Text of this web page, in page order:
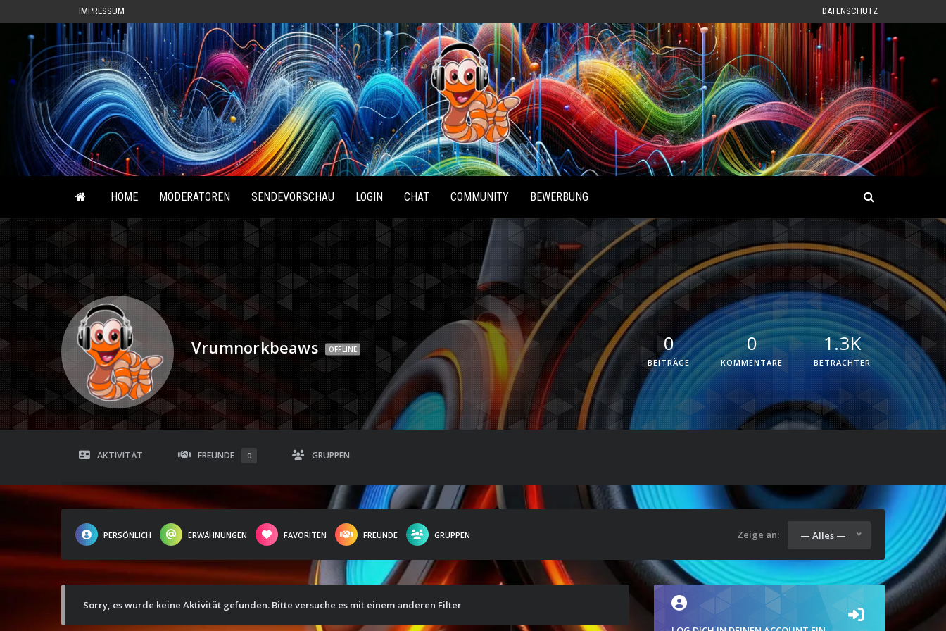
IMPRESSUM DATENSCHUTZ
Radio
Waterlu
HOME MODERATOREN SENDEVORSCHAU LOGIN CHAT COMMUNITY BEWERBUNG
Vrumnorkbeaws OFFLINE 0
BEITRÄGE
0
KOMMENTARE
1.3K
BETRACHTER
AKTIVITÄT FREUNDE 0 GRUPPEN
PERSÖNLICH ERWÄHNUNGEN FAVORITEN FREUNDE GRUPPEN Zeige an: — Alles —
Sorry, es wurde keine Aktivität gefunden. Bitte versuche es mit einem anderen Filter